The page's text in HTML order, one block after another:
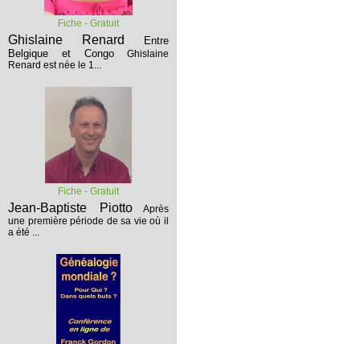
Fiche - Gratuit
Ghislaine Renard
Entre
Belgique et Congo
Ghislaine
Renard est née le 1...
Fiche - Gratuit
Jean-Baptiste Piotto
Après
une première période de sa vie où il
a été ...